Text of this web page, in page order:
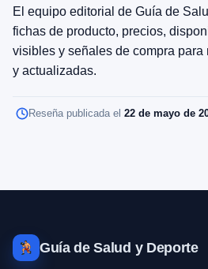
El equipo editorial de Guía de
fichas de producto, precios,
visibles y señales de compra
y actualizadas.
Reseña publicada el 22 de mayo de
Guía de Salud y Deporte